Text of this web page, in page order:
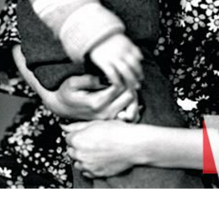
Володимира Зеленського з мамою, Риммою
Зеленський та його майбутня дружина Олена
познайомилися в юності, їхні стосунки почалися у
та Олена Зеленські у шлюбі народили двох
(2013).
Володимир Зеленський про кохану дружину та